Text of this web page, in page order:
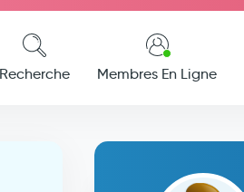
Recherche Membres En Ligne